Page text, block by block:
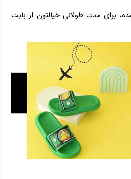
برای مدت طولانی خیالتون از بابت